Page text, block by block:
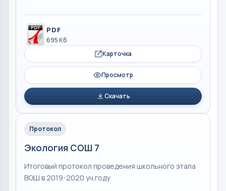
PDF
695 Кб
Карточка
Просмотр
Скачать
Протокол
Экология СОШ 7
Итоговый протокол проведения школьного этапа
ВОШ в 2019-2020 уч.году